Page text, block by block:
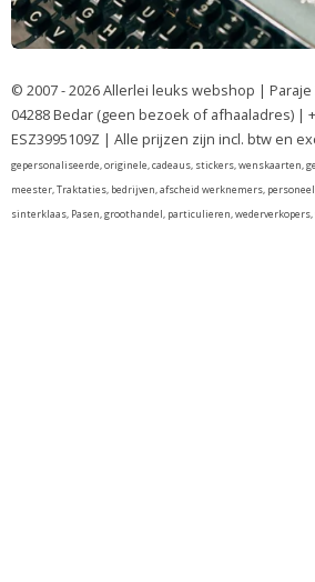
© 2007 - 2026 Allerlei leuks webshop | Paraje
04288 Bedar (geen bezoek of afhaaladres) |
ESZ3995109Z | Alle prijzen zijn incl. btw en
gepersonaliseerde, originele, cadeaus, stickers, wenskaarten,
meester, Traktaties, bedrijven, afscheid werknemers,
sinterklaas, Pasen, groothandel, particulieren,